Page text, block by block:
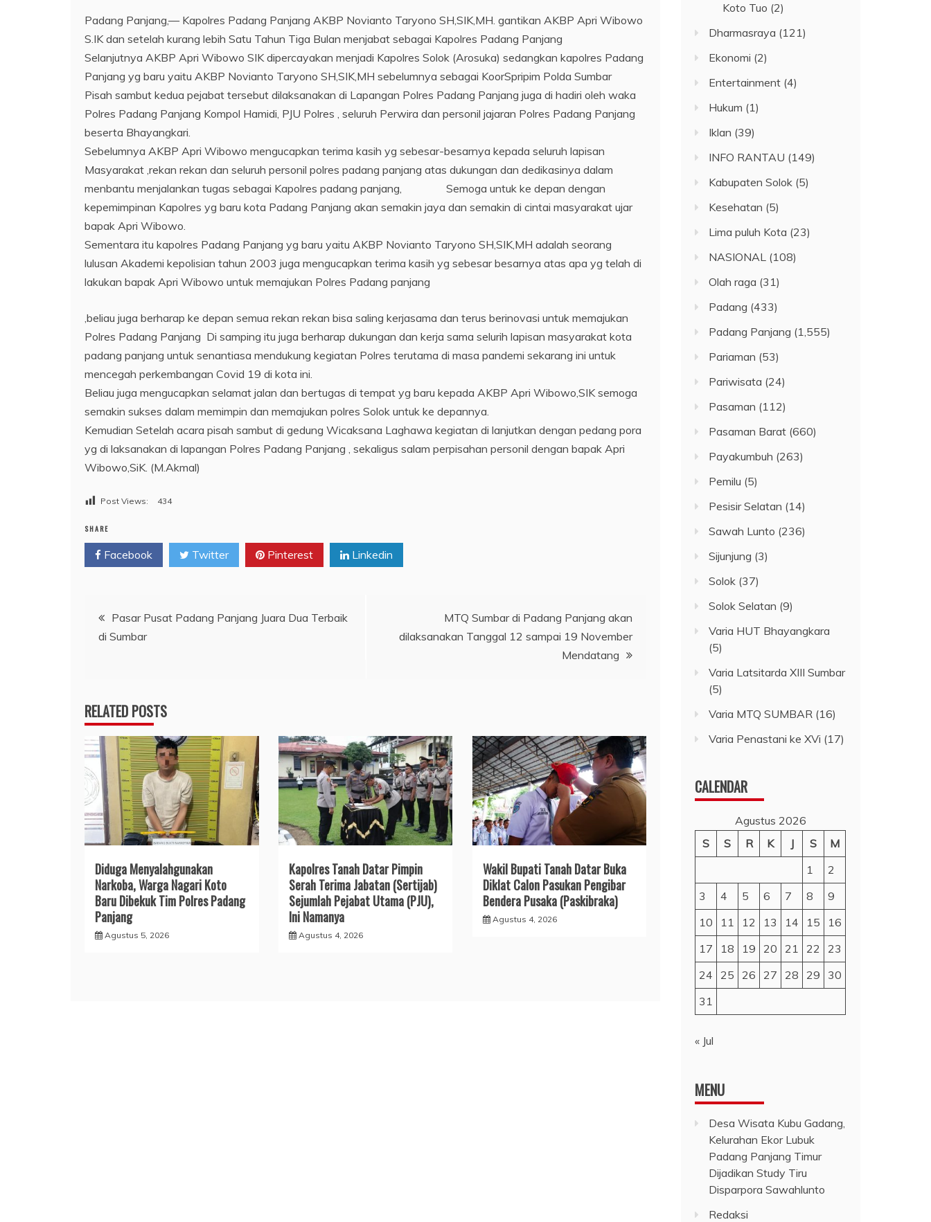
Padang Panjang,— Kapolres Padang Panjang AKBP Novianto Taryono SH,SIK,MH. gantikan AKBP Apri Wibowo
S.IK dan setelah kurang lebih Satu Tahun Tiga Bulan menjabat sebagai Kapolres Padang Panjang
Selanjutnya AKBP Apri Wibowo SIK dipercayakan menjadi Kapolres Solok (Arosuka) sedangkan kapolres Padang
Panjang yg baru yaitu AKBP Novianto Taryono SH,SIK,MH sebelumnya sebagai KoorSpripim Polda Sumbar
Pisah sambut kedua pejabat tersebut dilaksanakan di Lapangan Polres Padang Panjang juga di hadiri oleh waka
Polres Padang Panjang Kompol Hamidi, PJU Polres , seluruh Perwira dan personil jajaran Polres Padang Panjang
beserta Bhayangkari.
Sebelumnya AKBP Apri Wibowo mengucapkan terima kasih yg sebesar-besarnya kepada seluruh lapisan
Masyarakat ,rekan rekan dan seluruh personil polres padang panjang atas dukungan dan dedikasinya dalam
menbantu menjalankan tugas sebagai Kapolres padang panjang, Semoga untuk ke depan dengan
kepemimpinan Kapolres yg baru kota Padang Panjang akan semakin jaya dan semakin di cintai masyarakat ujar
bapak Apri Wibowo.
Sementara itu kapolres Padang Panjang yg baru yaitu AKBP Novianto Taryono SH,SIK,MH adalah seorang
lulusan Akademi kepolisian tahun 2003 juga mengucapkan terima kasih yg sebesar besarnya atas apa yg telah di
lakukan bapak Apri Wibowo untuk memajukan Polres Padang panjang
,beliau juga berharap ke depan semua rekan rekan bisa saling kerjasama dan terus berinovasi untuk memajukan
Polres Padang Panjang Di samping itu juga berharap dukungan dan kerja sama selurih lapisan masyarakat kota
padang panjang untuk senantiasa mendukung kegiatan Polres terutama di masa pandemi sekarang ini untuk
mencegah perkembangan Covid 19 di kota ini.
Beliau juga mengucapkan selamat jalan dan bertugas di tempat yg baru kepada AKBP Apri Wibowo,SIK semoga
semakin sukses dalam memimpin dan memajukan polres Solok untuk ke depannya.
Kemudian Setelah acara pisah sambut di gedung Wicaksana Laghawa kegiatan di lanjutkan dengan pedang pora
yg di laksanakan di lapangan Polres Padang Panjang , sekaligus salam perpisahan personil dengan bapak Apri
Wibowo,SiK. (M.Akmal)
Post Views: 434
SHARE
Facebook Twitter Pinterest Linkedin
Navigasi
pos
Pasar Pusat Padang Panjang Juara Dua Terbaik
di Sumbar
MTQ Sumbar di Padang Panjang akan
dilaksanakan Tanggal 12 sampai 19 November
Mendatang
RELATED POSTS
Diduga Menyalahgunakan
Narkoba, Warga Nagari Koto
Baru Dibekuk Tim Polres Padang
Panjang
Agustus 5, 2026
Kapolres Tanah Datar Pimpin
Serah Terima Jabatan (Sertijab)
Sejumlah Pejabat Utama (PJU),
Ini Namanya
Agustus 4, 2026
Wakil Bupati Tanah Datar Buka
Diklat Calon Pasukan Pengibar
Bendera Pusaka (Paskibraka)
Agustus 4, 2026
Koto Tuo (2)
Dharmasraya (121)
Ekonomi (2)
Entertainment (4)
Hukum (1)
Iklan (39)
INFO RANTAU (149)
Kabupaten Solok (5)
Kesehatan (5)
Lima puluh Kota (23)
NASIONAL (108)
Olah raga (31)
Padang (433)
Padang Panjang (1,555)
Pariaman (53)
Pariwisata (24)
Pasaman (112)
Pasaman Barat (660)
Payakumbuh (263)
Pemilu (5)
Pesisir Selatan (14)
Sawah Lunto (236)
Sijunjung (3)
Solok (37)
Solok Selatan (9)
Varia HUT Bhayangkara
(5)
Varia Latsitarda XIII Sumbar
(5)
Varia MTQ SUMBAR (16)
Varia Penastani ke XVi (17)
CALENDAR
Agustus 2026
S
S R K J S
M
1
2
3
4 5 6 7 8
9
10
11 12 13 14 15
16
17
18 19 20 21 22
23
24
25 26 27 28 29
30
31
« Jul
MENU
Desa Wisata Kubu Gadang,
Kelurahan Ekor Lubuk
Padang Panjang Timur
Dijadikan Study Tiru
Disparpora Sawahlunto
Redaksi